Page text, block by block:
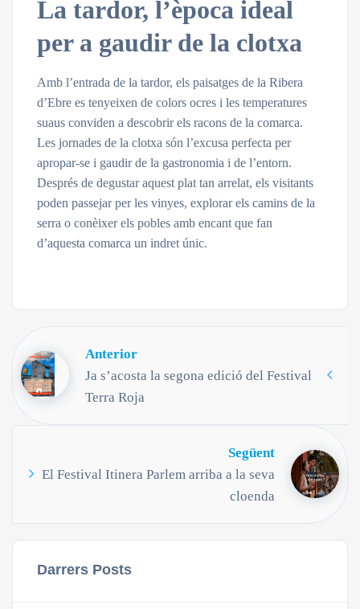
La tardor, l’època ideal
per a gaudir de la clotxa
Amb l’entrada de la tardor, els paisatges de la Ribera
d’Ebre es tenyeixen de colors ocres i les temperatures
suaus conviden a descobrir els racons de la comarca.
Les jornades de la clotxa són l’excusa perfecta per
apropar-se i gaudir de la gastronomia i de l’entorn.
Després de degustar aquest plat tan arrelat, els visitants
poden passejar per les vinyes, explorar els camins de la
serra o conèixer els pobles amb encant que fan
d’aquesta comarca un indret únic.
Anterior
Ja s’acosta la segona edició del Festival
Terra Roja
Següent
El Festival Itinera Parlem arriba a la seva
cloenda
Darrers Posts